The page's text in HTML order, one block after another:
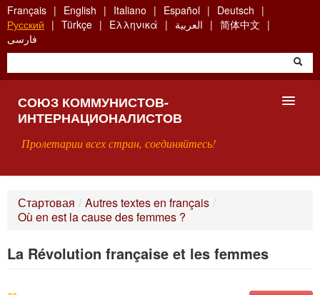
Skip
to
main
content
Français English Italiano Español
Deutsch
Русский
Türkçe Ελληνικά العربية
简体中文
فارسی
СОЮЗ КОММУНИСТОВ-
ИНТЕРНАЦИОНАЛИСТОВ
Пролетарии всех стран, соединяйтесь!
ЧТО ТАКОЕ СКИ?
ПОИСК
Стартовая / Autres textes en français /
Où en est la cause des femmes ?
La Révolution française et les femmes